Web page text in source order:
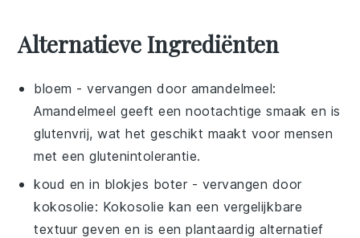
Alternatieve Ingrediënten
bloem - vervangen door amandelmeel:
Amandelmeel geeft een nootachtige smaak en is
glutenvrij, wat het geschikt maakt voor mensen
met een glutenintolerantie.
koud en in blokjes boter - vervangen door
kokosolie: Kokosolie kan een vergelijkbare
textuur geven en is een plantaardig alternatief